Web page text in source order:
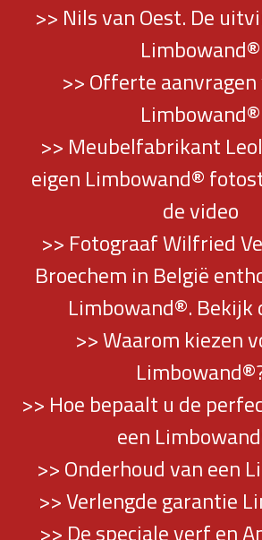
>> Nils van Oest. De
Limbowand®
>> Offerte aanvragen
Limbowand®
>> Meubelfabrikant
eigen Limbowand®
de video
>> Fotograaf Wilfried
Broechem in België
Limbowand®. Bekijk
>> Waarom kiezen
>> Hoe bepaalt u de
een
>> Onderhoud van een
>> Verlengde garantie
>> De speciale verf en